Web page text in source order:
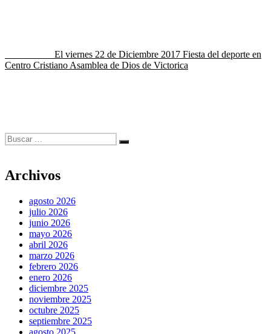
Navegación
de
El viernes 22 de Diciembre 2017 Fiesta del deporte en
Centro Cristiano Asamblea de Dios de Victorica
Buscar
por:
Buscar
Archivos
agosto 2026
julio 2026
junio 2026
mayo 2026
abril 2026
marzo 2026
febrero 2026
enero 2026
diciembre 2025
noviembre 2025
octubre 2025
septiembre 2025
agosto 2025